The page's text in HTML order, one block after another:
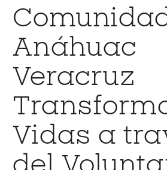
Anáhuac
Veracruz
Vidas a